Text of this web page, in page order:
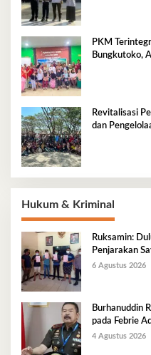
PKM
Bungkutoko,
Revitalisasi
dan
Hukum & Kriminal
Ruksamin:
Penjarakan
6 Agustus 2026
Burhanuddin
pada Febrie
4 Agustus 2026